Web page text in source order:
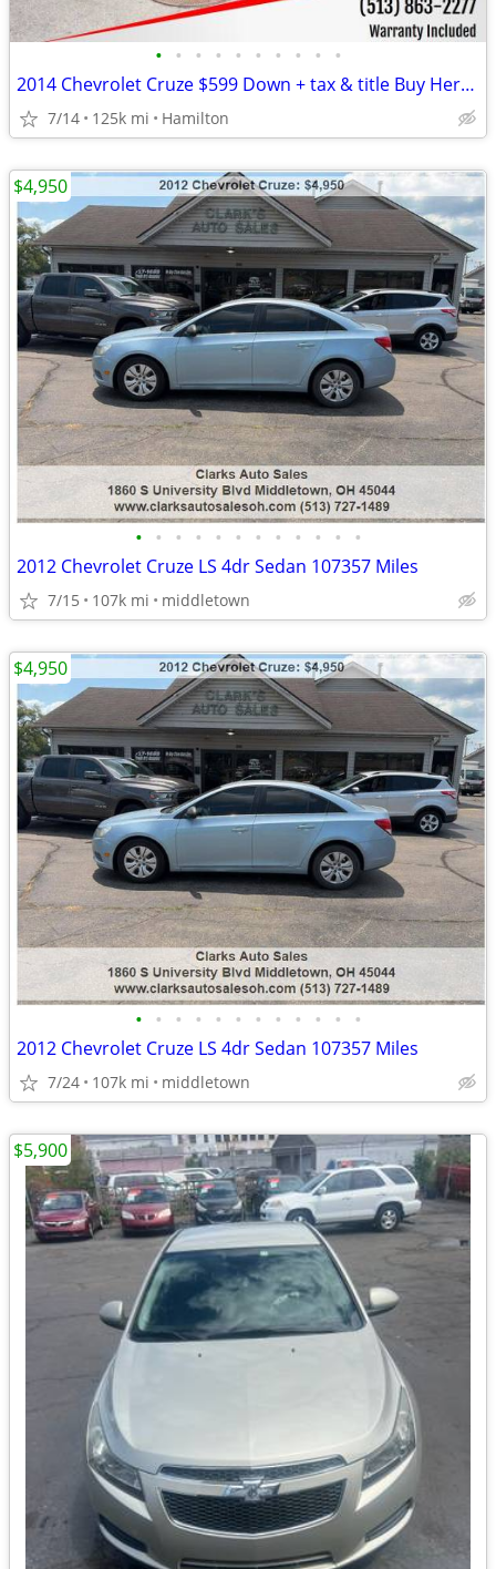
• • • • • • • • • •
2014 Chevrolet Cruze $599 Down + tax & title Buy Here, Pay Here
7/14 125k mi Hamilton
• • • • • • • • • • • •
2012 Chevrolet Cruze LS 4dr Sedan 107357 Miles
7/15 107k mi middletown
$4,950
• • • • • • • • • • • •
2012 Chevrolet Cruze LS 4dr Sedan 107357 Miles
7/24 107k mi middletown
$4,950
$5,900